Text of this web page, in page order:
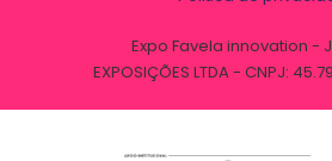
Expo Favela innovation -
EXPOSIÇÕES LTDA - CNPJ: